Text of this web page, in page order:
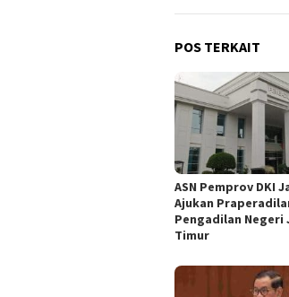
POS TERKAIT
ASN Pemprov DKI
Ajukan
Pengadilan Negeri
Timur